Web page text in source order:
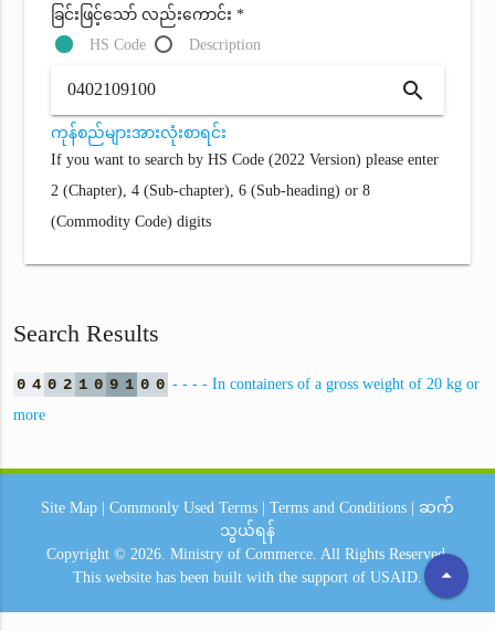
ခြင်းဖြင့်သော် လည်းကောင်း *
HS Code
Description
search
ကုန်စည်များအားလုံးစာရင်း
If you want to search by HS Code (2022 Version) please enter
2 (Chapter), 4 (Sub-chapter), 6 (Sub-heading) or 8
(Commodity Code) digits
Search Results
0 4 0 2 1 0 9 1 0 0 - - - - In containers of a gross weight of 20 kg or
more
arrow_drop_up
Site Map Commonly Used Terms Terms and Conditions
ဆက်
သွယ်ရန်
Copyright © 2026. Ministry of Commerce. All Rights Reserved.
This website has been built with the support of USAID.